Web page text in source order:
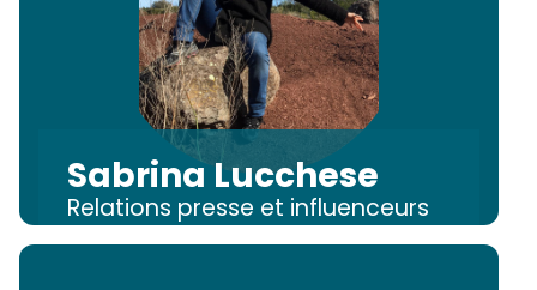
Sabrina Lucchese
Relations presse et influenceurs